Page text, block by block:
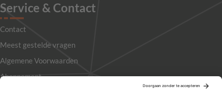
Service & Contact
Contact
Meest gestelde vragen
Algemene Voorwaarden
Abonnement